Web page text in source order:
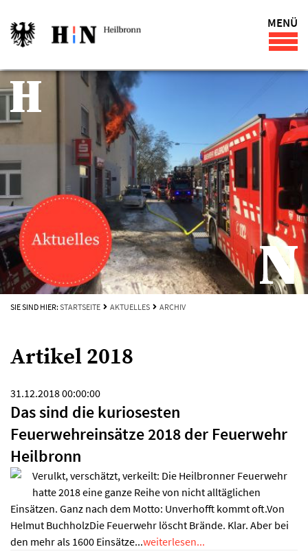
MENÜ
SIE SIND HIER: STARTSEITE AKTUELLES ARCHIV
Artikel 2018
31.12.2018 00:00:00
Das sind die kuriosesten
Feuerwehreinsätze 2018 der Feuerwehr
Heilbronn
Verulkt, verschätzt, verkeilt: Die Heilbronner Feuerwehr
hatte 2018 eine ganze Reihe von nicht alltäglichen
Einsätzen. Ganz nach dem Motto: Unverhofft kommt oft.Von
Helmut BuchholzDie Feuerwehr löscht Brände. Klar. Aber bei
den mehr als 1600 Einsätze...weiterlesen...